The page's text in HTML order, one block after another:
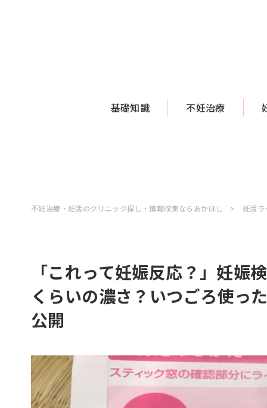
基礎知識 不妊治療
不妊治療・妊活のクリニック探し・情報収集ならあかほし 妊活ラ
「これって妊娠反応？」妊
くらいの濃さ？いつごろ使っ
公開